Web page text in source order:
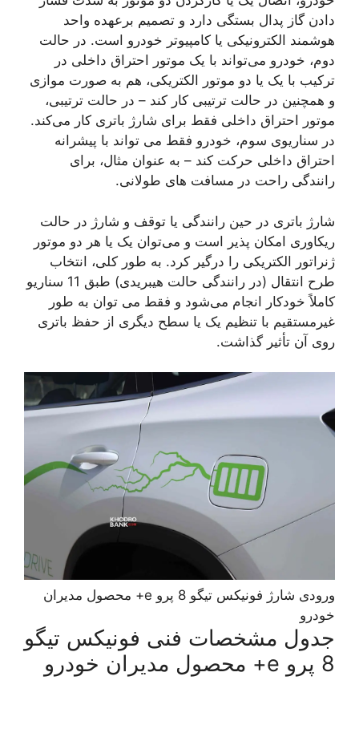
دادن گاز پدال بستگی دارد و تصمیم برعهده واحد
هوشمند الکترونیکی یا کامپیوتر خودرو است. در حالت
دوم، خودرو می‌تواند با یک موتور احتراق داخلی در
ترکیب با یک یا دو موتور الکتریکی، هم به صورت موازی
و همچنین در حالت ترتیبی کار کند – در حالت ترتیبی،
موتور احتراق داخلی فقط برای شارژ باتری کار می‌کند.
در سناریوی سوم، خودرو فقط می تواند با پیشرانه
احتراق داخلی حرکت کند – به عنوان مثال، برای
رانندگی راحت در مسافت های طولانی.
شارژ باتری در حین رانندگی یا توقف و شارژ در حالت
ریکاوری امکان پذیر است و می‌توان یک یا هر دو موتور
ژنراتور الکتریکی را درگیر کرد. به طور کلی، انتخاب
طرح انتقال (در رانندگی حالت هیبریدی) طبق 11 سناریو
کاملاً خودکار انجام می‌شود و فقط می توان به طور
غیرمستقیم با تنظیم یک یا سطح دیگری از حفظ باتری
روی آن تأثیر گذاشت.
ورودی شارژ فونیکس تیگو 8 پرو e+ محصول مدیران
خودرو
جدول مشخصات فنی فونیکس تیگو
8 پرو e+ محصول مدیران خودرو